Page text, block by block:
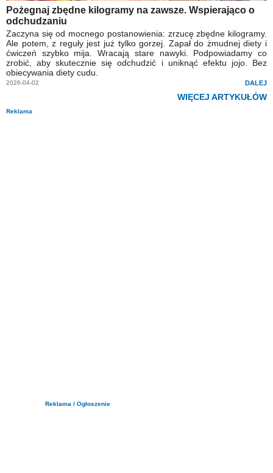
Pożegnaj zbędne kilogramy na zawsze. Wspierająco o
odchudzaniu
Zaczyna się od mocnego postanowienia: zrzucę zbędne kilogramy.
Ale potem, z reguły jest już tylko gorzej. Zapał do żmudnej diety i
ćwiczeń szybko mija. Wracają stare nawyki. Podpowiadamy co
zrobić, aby skutecznie się odchudzić i uniknąć efektu jojo. Bez
obiecywania diety cudu.
2026-04-02 DALEJ
WIĘCEJ ARTYKUŁÓW
Reklama
Reklama / Ogłoszenie